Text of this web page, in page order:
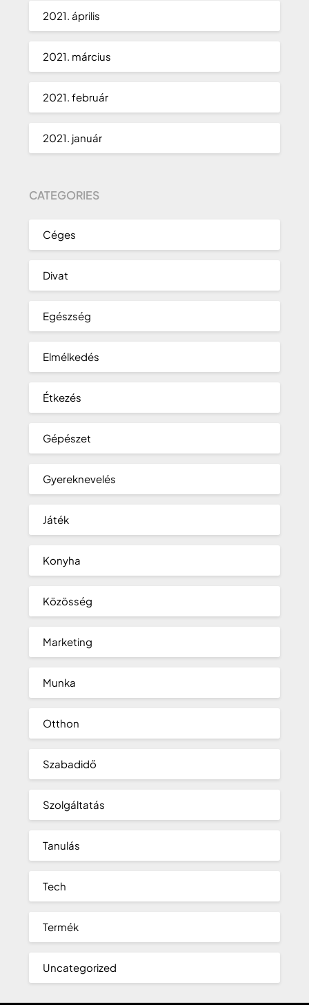
2021. április
2021. március
2021. február
2021. január
CATEGORIES
Céges
Divat
Egészség
Elmélkedés
Étkezés
Gépészet
Gyereknevelés
Játék
Konyha
Közösség
Marketing
Munka
Otthon
Szabadidő
Szolgáltatás
Tanulás
Tech
Termék
Uncategorized